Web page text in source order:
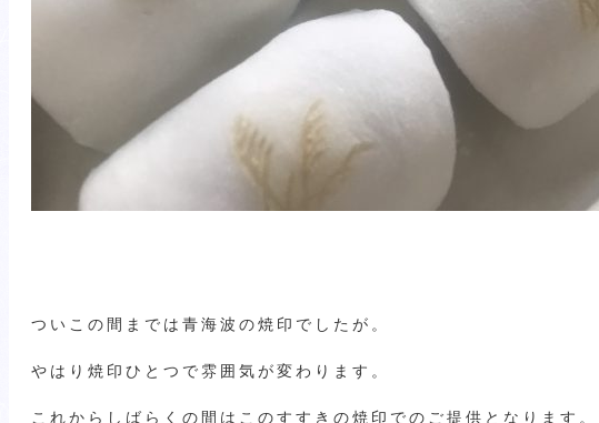
ついこの間までは青海波の焼印でしたが。
やはり焼印ひとつで雰囲気が変わります。
これからしばらくの間はこのすすきの焼印でのご提供となります。